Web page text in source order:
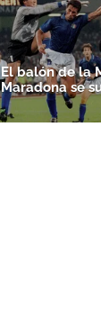
El balón de la
Maradona se